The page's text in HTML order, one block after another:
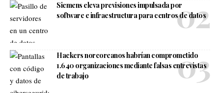
Siemens eleva previsiones impulsada por
software e infraestructura para centros de datos
Hackers norcoreanos habrían comprometido
1.640 organizaciones mediante falsas entrevistas
de trabajo